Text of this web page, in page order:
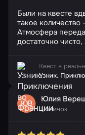
Были на квесте
такое количество
Атмосфера
достаточно
Квест в
Узник.
ЮВ Юлия
Новичок